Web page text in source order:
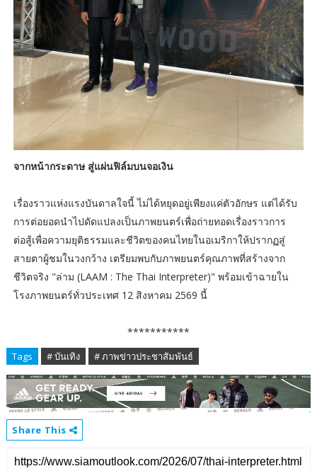
จากหน้ากระดาษ สู่แผ่นฟิล์มบนจอเงิน
เรื่องราวแห่งแรงบันดาลใจนี้ ไม่ได้หยุดอยู่เพียงแค่ตัวอักษร แต่ได้รับ
การต่อยอดนำไปดัดแปลงเป็นภาพยนตร์เพื่อถ่ายทอดเรื่องราวการ
ต่อสู้เพื่อความยุติธรรมและชีวิตของคนไทยในอเมริกาให้ปรากฏสู่
สายตาผู้ชมในวงกว้าง เตรียมพบกับภาพยนตร์คุณภาพที่สร้างจาก
ชีวิตจริง "ล่าม (LAAM : The Thai Interpreter)" พร้อมเข้าฉายใน
โรงภาพยนตร์ทั่วประเทศ 12 สิงหาคม 2569 นี้
***********
Tags # บันเทิง # ภาพข่าวประชาสัมพันธ์
Share This